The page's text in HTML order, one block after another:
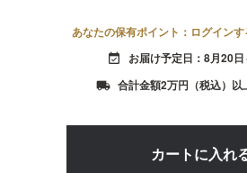
あなたの保有ポイント：ログイン
event_available お届け予定日：8月20
local_shipping 合計金額2万円（税込）以